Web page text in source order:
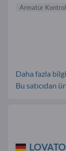
Armatür
Daha fazla
Bu satıcıdan